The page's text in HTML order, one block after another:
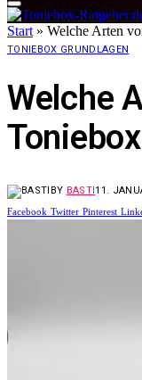
Start » Welche Arten
TONIEBOX GRUNDLAGEN
Welche
Toniebox
BY BASTI11.
Facebook Twitter Pinterest